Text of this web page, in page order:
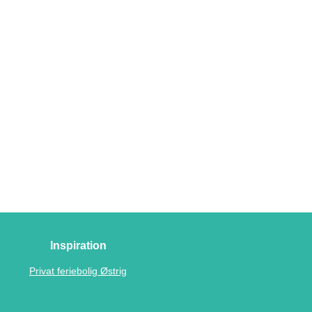
Inspiration
Privat feriebolig Østrig